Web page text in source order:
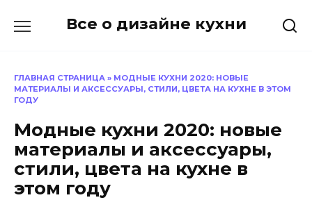
Все о дизайне кухни
ГЛАВНАЯ СТРАНИЦА » МОДНЫЕ КУХНИ 2020: НОВЫЕ
МАТЕРИАЛЫ И АКСЕССУАРЫ, СТИЛИ, ЦВЕТА НА КУХНЕ В ЭТОМ
ГОДУ
Модные кухни 2020: новые
материалы и аксессуары,
стили, цвета на кухне в
этом году